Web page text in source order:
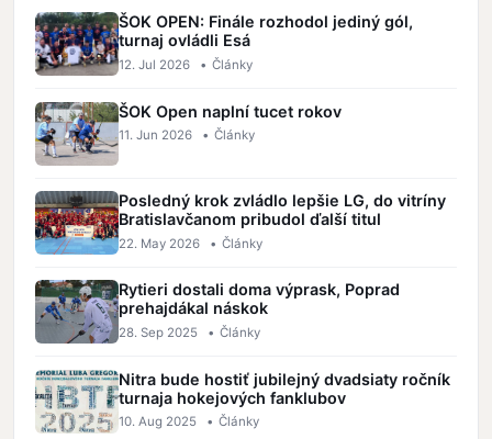
ŠOK OPEN: Finále rozhodol jediný gól,
turnaj ovládli Esá
12. Jul 2026 • Články
ŠOK Open naplní tucet rokov
11. Jun 2026 • Články
Posledný krok zvládlo lepšie LG, do vitríny
Bratislavčanom pribudol ďalší titul
22. May 2026 • Články
Rytieri dostali doma výprask, Poprad
prehajdákal náskok
28. Sep 2025 • Články
Nitra bude hostiť jubilejný dvadsiaty ročník
turnaja hokejových fanklubov
10. Aug 2025 • Články